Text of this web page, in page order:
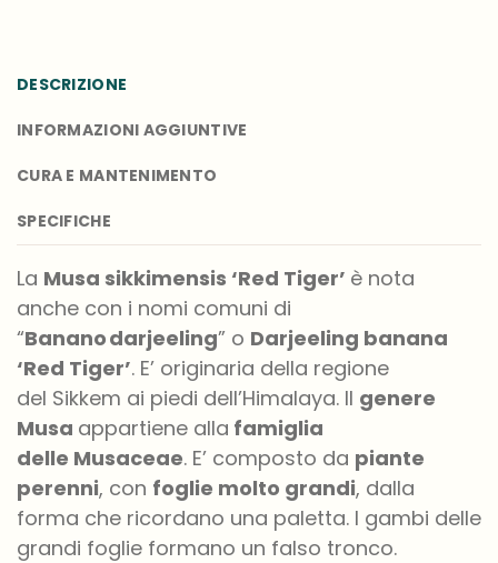
DESCRIZIONE
INFORMAZIONI AGGIUNTIVE
CURA E MANTENIMENTO
SPECIFICHE
La Musa sikkimensis ‘Red Tiger’ è nota
anche con i nomi comuni di
“Bananodarjeeling” o Darjeeling banana
‘Red Tiger’. E’ originaria della regione
del Sikkem ai piedi dell’Himalaya. Il genere
Musa appartiene alla famiglia
delle Musaceae. E’ composto da piante
perenni, con foglie molto grandi, dalla
forma che ricordano una paletta. I gambi delle
grandi foglie formano un falso tronco.